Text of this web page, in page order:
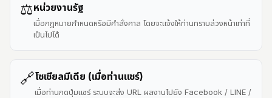
⚖️หน่วยงานรัฐ
เมื่อกฎหมายกำหนดหรือมีคำสั่งศาล โดยจะแจ้งให้ท่านทราบล่วงหน้าเท่าที่
เป็นไปได้
🔗โซเชียลมีเดีย (เมื่อท่านแชร์)
เมื่อท่านกดปุ่มแชร์ ระบบจะส่ง URL ผลงานไปยัง Facebook / LINE /